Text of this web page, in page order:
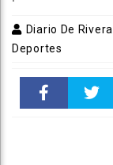
Diario De Rivera
Deportes